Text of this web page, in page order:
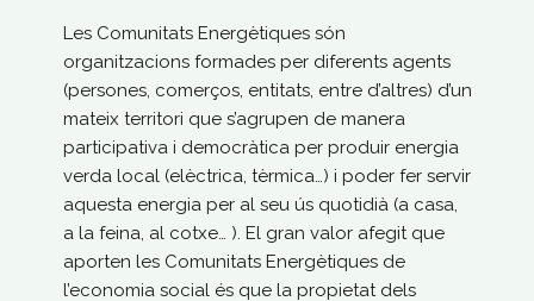
Les Comunitats Energètiques són
organitzacions formades per diferents agents
(persones, comerços, entitats, entre d’altres) d’un
mateix territori que s’agrupen de manera
participativa i democràtica per produir energia
verda local (elèctrica, tèrmica…) i poder fer servir
aquesta energia per al seu ús quotidià (a casa,
a la feina, al cotxe… ). El gran valor afegit que
aporten les Comunitats Energètiques de
l’economia social és que la propietat dels